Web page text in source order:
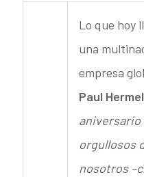
Lo que hoy
una
empresa
Paul
orgullosos
nosotros